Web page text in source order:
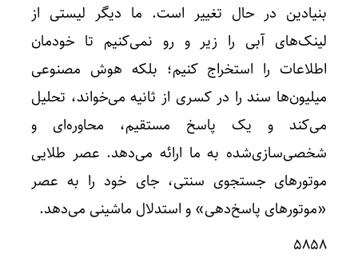
بنیادین در حال تغییر است. ما دیگر لیستی از
لینک‌های آبی را زیر و رو نمی‌کنیم تا خودمان
اطلاعات را استخراج کنیم؛ بلکه هوش مصنوعی
میلیون‌ها سند را در کسری از ثانیه می‌خواند، تحلیل
می‌کند و یک پاسخ مستقیم، محاوره‌ای و
شخصی‌سازی‌شده به ما ارائه می‌دهد. عصر طلایی
موتورهای جستجوی سنتی، جای خود را به عصر
«موتورهای پاسخ‌دهی» و استدلال ماشینی می‌دهد.
۵۸۵۸